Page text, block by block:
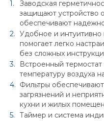
Заводская
защищают устройство
обеспечивают
Удобное и интуитивно
помогает легко
без сложных
Встроенный
температуру воздуха
Фильтры
загрязнений и
кухни и жилых
Таймер и система